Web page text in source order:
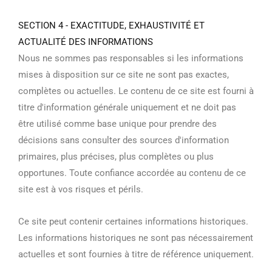
SECTION 4 - EXACTITUDE, EXHAUSTIVITÉ ET
ACTUALITÉ DES INFORMATIONS
Nous ne sommes pas responsables si les informations
mises à disposition sur ce site ne sont pas exactes,
complètes ou actuelles. Le contenu de ce site est fourni à
titre d'information générale uniquement et ne doit pas
être utilisé comme base unique pour prendre des
décisions sans consulter des sources d'information
primaires, plus précises, plus complètes ou plus
opportunes. Toute confiance accordée au contenu de ce
site est à vos risques et périls.
Ce site peut contenir certaines informations historiques.
Les informations historiques ne sont pas nécessairement
actuelles et sont fournies à titre de référence uniquement.